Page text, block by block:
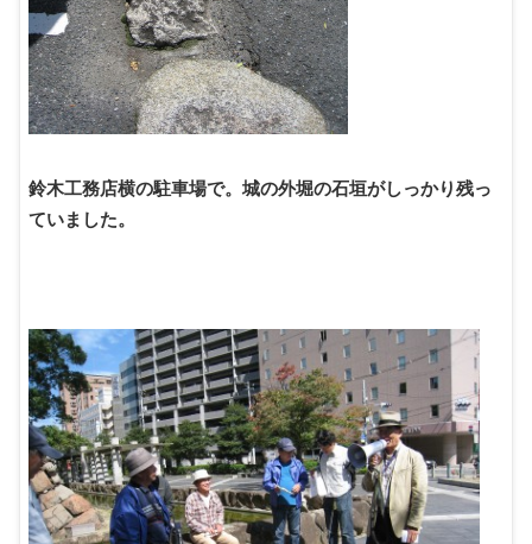
鈴木工務店横の駐車場で。城の外堀の石垣がしっかり残っ
ていました。